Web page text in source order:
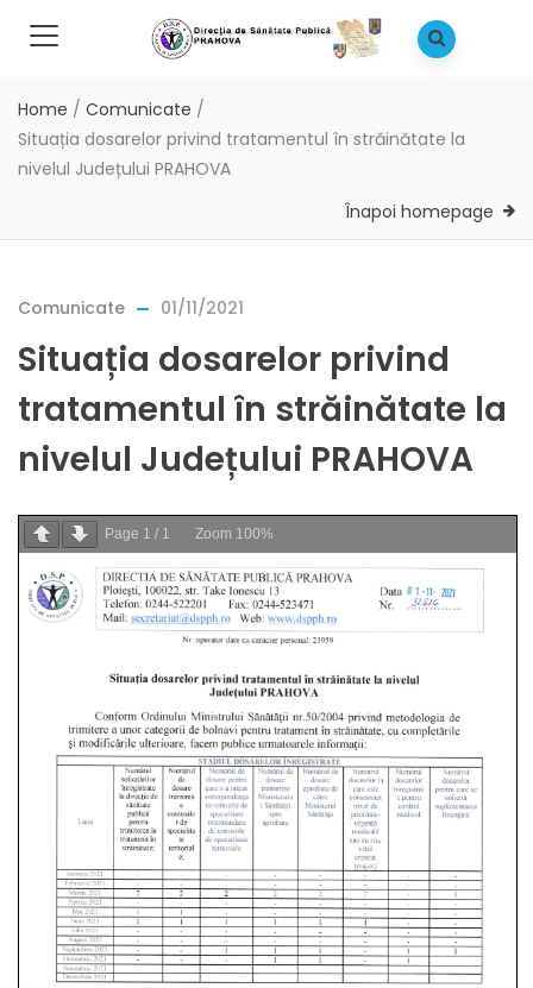
Home / Comunicate /
Situația dosarelor privind tratamentul în străinătate la
nivelul Județului PRAHOVA
Înapoi homepage
Comunicate 01/11/2021
Situația dosarelor privind
tratamentul în străinătate la
nivelul Județului PRAHOVA
Page 1 / 1 Zoom 100%